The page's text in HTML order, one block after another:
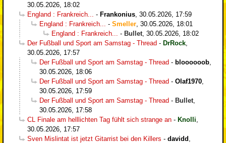
30.05.2026, 18:02
England : Frankreich...
- Frankonius 30.05.2026, 17:59
England : Frankreich...
- Smeller 30.05.2026, 18:01
England : Frankreich...
- Bullet 30.05.2026, 18:02
Der Fußball und Sport am Samstag - Thread - DrRock
30.05.2026, 17:57
Der Fußball und Sport am Samstag - Thread - bloooooob
30.05.2026, 18:06
Der Fußball und Sport am Samstag - Thread - Olaf1970
30.05.2026, 17:59
Der Fußball und Sport am Samstag - Thread - Bullet
30.05.2026, 17:58
CL Finale am helllichten Tag fühlt sich strange an - Knolli
30.05.2026, 17:57
Sven Mislintat ist jetzt Gitarrist bei den Killers - davidd